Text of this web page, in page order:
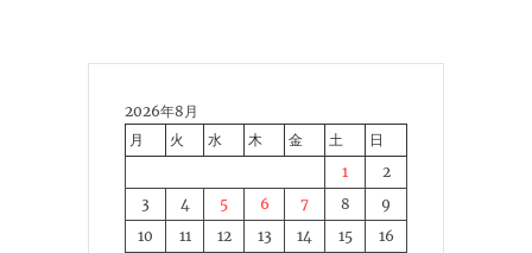
2026年8月
月
火 水 木 金 土
日
1
2
3
4 5 6 7 8
9
10
11 12 13 14 15 16